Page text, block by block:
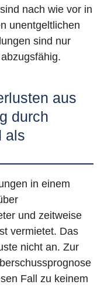
nach wie vor in
unentgeltlichen
sind nur
aus
durch
als
in einem
und zeitweise
vermietet. Das
nicht an. Zur
Fall zu keinem